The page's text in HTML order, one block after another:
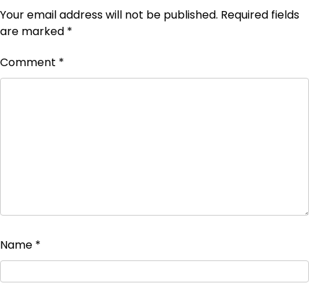
Your email address will not be published. Required fields
are marked *
Comment *
Name *